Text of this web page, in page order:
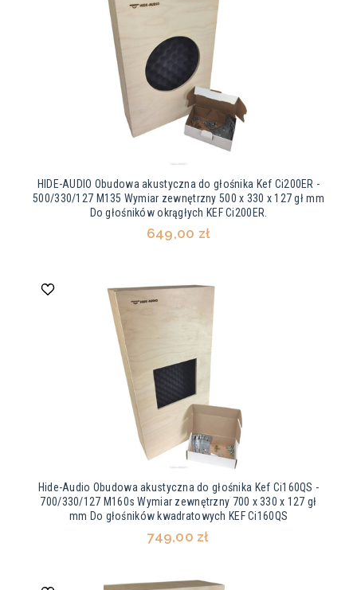
HIDE-AUDIO Obudowa akustyczna do głośnika Kef Ci200ER -
500/330/127 M135 Wymiar zewnętrzny 500 x 330 x 127 gł mm
Do głośników okrągłych KEF Ci200ER.
649,00 zł
Hide-Audio Obudowa akustyczna do głośnika Kef Ci160QS -
700/330/127 M160s Wymiar zewnętrzny 700 x 330 x 127 gł
mm Do głośników kwadratowych KEF Ci160QS
749,00 zł